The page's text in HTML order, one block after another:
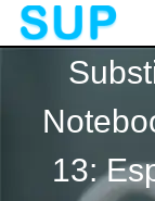
至
13: